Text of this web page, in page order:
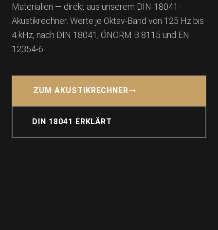
Materialien — direkt aus unserem DIN-18041-
Akustikrechner. Werte je Oktav-Band von 125 Hz bis
4 kHz, nach DIN 18041, ÖNORM B 8115 und EN
12354-6.
ZUM AKUSTIKRECHNER
DIN 18041 ERKLÄRT